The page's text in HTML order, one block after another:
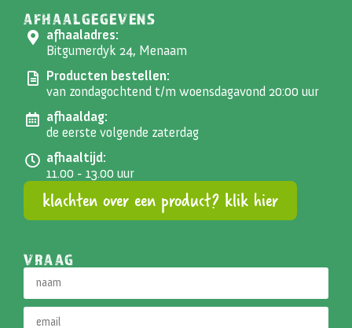
AFHAALGEGEVENS
afhaaladres:
Bitgumerdyk 24, Menaam
Producten bestellen:
van zondagochtend t/m woensdagavond 20:00 uur
afhaaldag:
de eerste volgende zaterdag
afhaaltijd:
11.00 - 13.00 uur
klachten over een product? klik hier
VRAAG